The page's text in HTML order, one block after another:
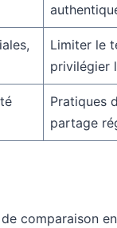
Limiter le
privilégier
Pratiques
partage
comparaison